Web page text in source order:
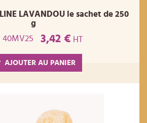
LAVANDOU le sachet de 250
g
40MV25
3,42 € HT
AJOUTER AU PANIER